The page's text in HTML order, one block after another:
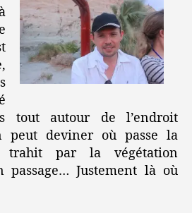
tout autour de l’endroit
peut deviner où passe la
par la végétation
passage… Justement là où